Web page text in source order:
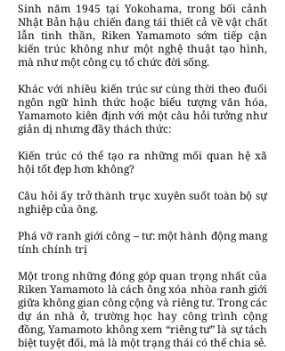
Sinh năm 1945 tại Yokohama, trong bối cảnh
Nhật Bản hậu chiến đang tái thiết cả về vật chất
lẫn tinh thần, Riken Yamamoto sớm tiếp cận
kiến trúc không như một nghệ thuật tạo hình,
mà như một công cụ tổ chức đời sống.
Khác với nhiều kiến trúc sư cùng thời theo đuổi
ngôn ngữ hình thức hoặc biểu tượng văn hóa,
Yamamoto kiên định với một câu hỏi tưởng như
giản dị nhưng đầy thách thức:
Kiến trúc có thể tạo ra những mối quan hệ xã
hội tốt đẹp hơn không?
Câu hỏi ấy trở thành trục xuyên suốt toàn bộ sự
nghiệp của ông.
Phá vỡ ranh giới công – tư: một hành động mang
tính chính trị
Một trong những đóng góp quan trọng nhất của
Riken Yamamoto là cách ông xóa nhòa ranh giới
giữa không gian công cộng và riêng tư. Trong các
dự án nhà ở, trường học hay công trình cộng
đồng, Yamamoto không xem “riêng tư” là sự tách
biệt tuyệt đối, mà là một trạng thái có thể chia sẻ.